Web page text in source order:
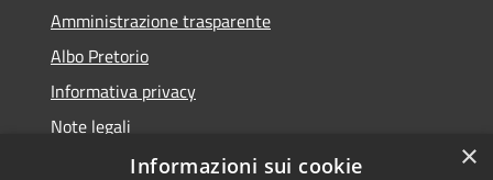
Amministrazione trasparente
Albo Pretorio
Informativa privacy
Note legali
Dichiarazione di accessibilità
×
Informazioni sui cookie